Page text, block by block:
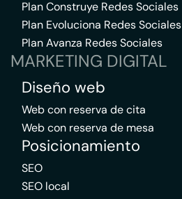
Plan Construye Redes Sociales
Plan Evoluciona Redes Sociales
Plan Avanza Redes Sociales
MARKETING DIGITAL
Diseño web
Web con reserva de cita
Web con reserva de mesa
Posicionamiento
SEO
SEO local